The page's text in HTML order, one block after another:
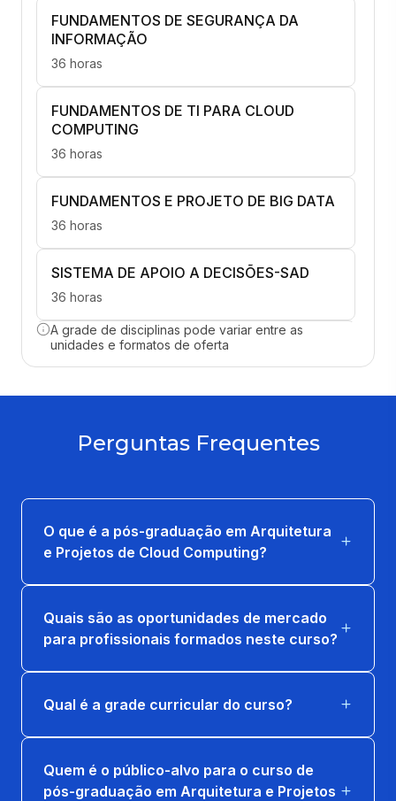
FUNDAMENTOS DE SEGURANÇA DA
INFORMAÇÃO
36 horas
FUNDAMENTOS DE TI PARA CLOUD
COMPUTING
36 horas
FUNDAMENTOS E PROJETO DE BIG DATA
36 horas
SISTEMA DE APOIO A DECISÕES-SAD
36 horas
FUNDAMENTOS E MODELOS DE CLOUD
COMPUTING
PROJETO DE CLOUD COMPUTING
36 horas
VIRTUALIZAÇÃO DE INFRAESTRUTURA
36 horas
A grade de disciplinas pode variar entre as
unidades e formatos de oferta
Perguntas Frequentes
O que é a pós-graduação em Arquitetura
e Projetos de Cloud Computing?
Quais são as oportunidades de mercado
para profissionais formados neste curso?
Qual é a grade curricular do curso?
Quem é o público-alvo para o curso de
pós-graduação em Arquitetura e Projetos